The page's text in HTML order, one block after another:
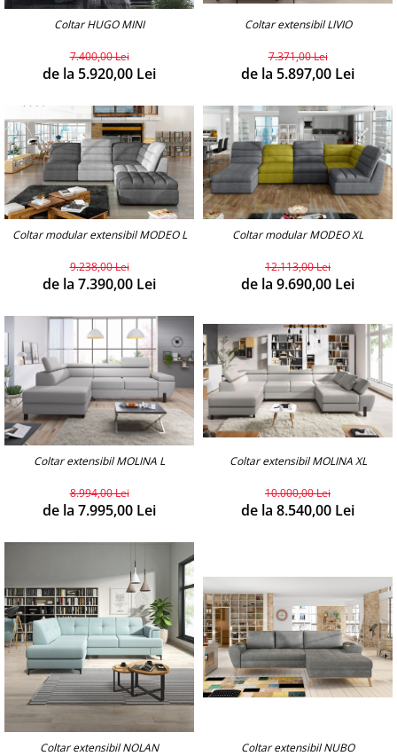
Coltar HUGO MINI
7.400,00 Lei
de la 5.920,00 Lei
Coltar extensibil LIVIO
7.371,00 Lei
de la 5.897,00 Lei
Coltar modular extensibil MODEO L
9.238,00 Lei
de la 7.390,00 Lei
Coltar modular MODEO XL
12.113,00 Lei
de la 9.690,00 Lei
Coltar extensibil MOLINA L
8.994,00 Lei
de la 7.995,00 Lei
Coltar extensibil MOLINA XL
10.000,00 Lei
de la 8.540,00 Lei
Coltar extensibil NOLAN Coltar extensibil NUBO